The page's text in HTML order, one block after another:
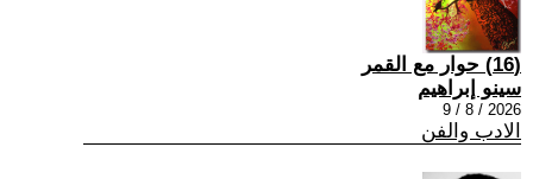
(16) حوار مع القمر
سينو إبراهيم
2026 / 8 / 9
الادب والفن